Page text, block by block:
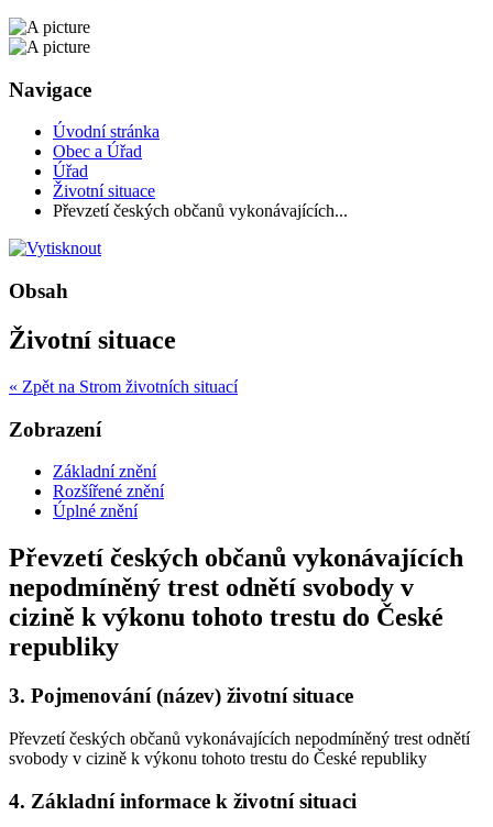
Navigace
Úvodní stránka
Obec a Úřad
Úřad
Životní situace
Převzetí českých občanů vykonávajících...
Obsah
Životní situace
« Zpět na Strom životních situací
Zobrazení
Základní znění
Rozšířené znění
Úplné znění
Převzetí českých občanů vykonávajících
nepodmíněný trest odnětí svobody v
cizině k výkonu tohoto trestu do České
republiky
3. Pojmenování (název) životní situace
Převzetí českých občanů vykonávajících nepodmíněný trest odnětí
svobody v cizině k výkonu tohoto trestu do České republiky
4. Základní informace k životní situaci